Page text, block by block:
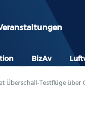
BizAv
Überschall-Testflüge über